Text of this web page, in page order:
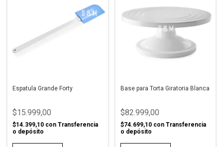
Espatula Grande Forty
$15.999,00
$14.399,10 con Transferencia
o depósito
Base para Torta Giratoria Blanca
$82.999,00
$74.699,10 con Transferencia
o depósito